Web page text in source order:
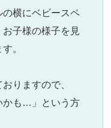
横にベビースペ
子様の様子を見
。
りますので、
かも…」という方